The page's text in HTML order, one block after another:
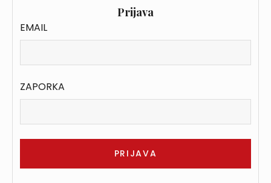
Prijava
EMAIL
ZAPORKA